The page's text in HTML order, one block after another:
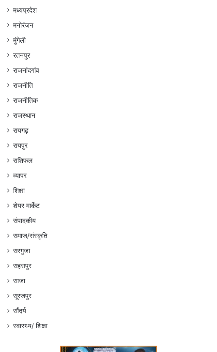
मध्यप्रदेश
मनोरंजन
मुंगेली
रतनपुर
राजनांदगांव
राजनीति
राजनीतिक
राजस्थान
रायगढ़
रायपुर
राशिफल
व्यापर
शिक्षा
शेयर मार्केट
संपादकीय
समाज/संस्कृति
सरगुजा
सहसपुर
साजा
सूरजपुर
सौंदर्य
स्वास्थ्य/ शिक्षा